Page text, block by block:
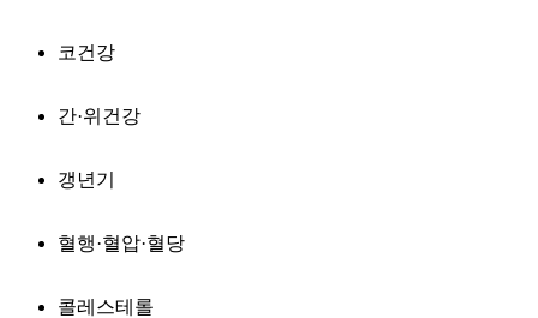
코건강
간·위건강
갱년기
혈행·혈압·혈당
콜레스테롤